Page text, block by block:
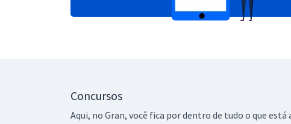
Concursos
Aqui, no Gran, você fica por dentro de tudo o que